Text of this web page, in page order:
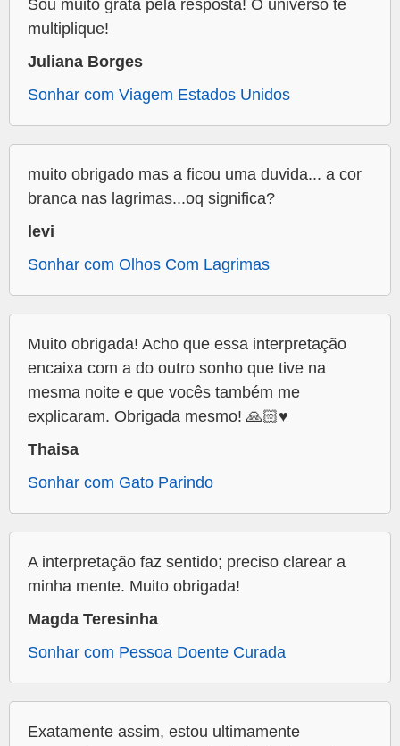
Sou muito grata pela resposta! O universo te
multiplique!
Juliana Borges
Sonhar com Viagem Estados Unidos
muito obrigado mas a ficou uma duvida... a cor
branca nas lagrimas...oq significa?
levi
Sonhar com Olhos Com Lagrimas
Muito obrigada! Acho que essa interpretação
encaixa com a do outro sonho que tive na
mesma noite e que vocês também me
explicaram. Obrigada mesmo! 🙏🏻♥️
Thaisa
Sonhar com Gato Parindo
A interpretação faz sentido; preciso clarear a
minha mente. Muito obrigada!
Magda Teresinha
Sonhar com Pessoa Doente Curada
Exatamente assim, estou ultimamente